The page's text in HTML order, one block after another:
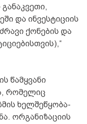
და ინვესტიციის
ქონების და
წამყვანი
რომელიც
ხელშეწყობა-
ორგანიზაციის